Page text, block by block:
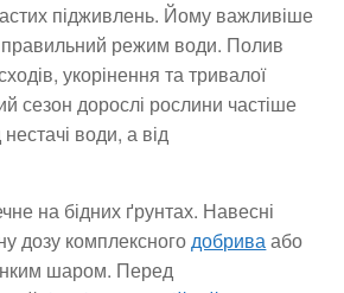
підживлень. Йому важливіше
правильний режим води. Полив
укорінення та тривалої
сезон дорослі рослини частіше
води, а від
на бідних ґрунтах. Навесні
дозу комплексногодобриваабо
шаром. Перед